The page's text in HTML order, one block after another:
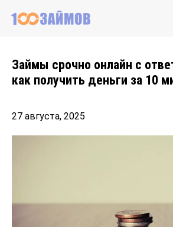
Займы срочно онлайн с
как получить деньги за 10
27 августа, 2025